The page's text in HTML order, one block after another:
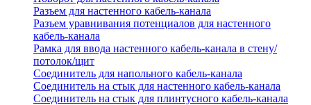
Разъем для настенного кабель-канала
Разъем уравнивания потенциалов для настенного
кабель-канала
Рамка для ввода настенного кабель-канала в стену/
потолок/щит
Соединитель для напольного кабель-канала
Соединитель на стык для настенного кабель-канала
Соединитель на стык для плинтусного кабель-канала